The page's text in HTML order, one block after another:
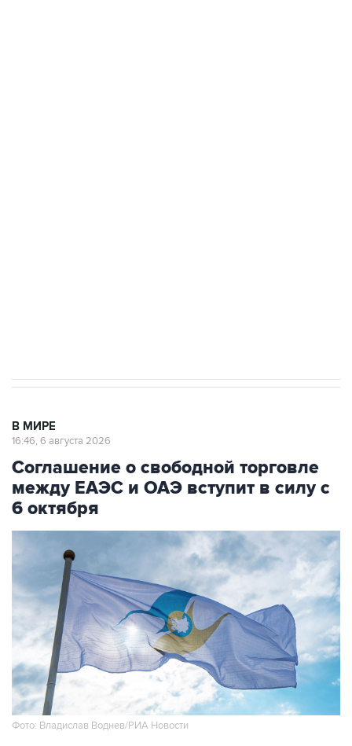
В МИРЕ
16:46, 6 августа 2026
Соглашение о свободной торговле
между ЕАЭС и ОАЭ вступит в силу с
6 октября
Фото: Владислав Воднев/РИА Новости